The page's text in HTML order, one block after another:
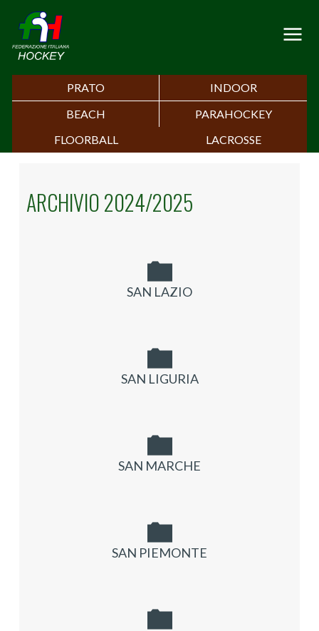
PRATO
INDOOR
BEACH
PARAHOCKEY
FLOORBALL
LACROSSE
ARCHIVIO 2024/2025
SAN LAZIO
SAN LIGURIA
SAN MARCHE
SAN PIEMONTE